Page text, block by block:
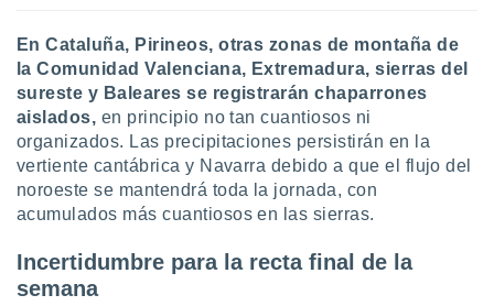
En Cataluña, Pirineos, otras zonas de montaña de
la Comunidad Valenciana, Extremadura, sierras del
sureste y Baleares se registrarán chaparrones
aislados, en principio no tan cuantiosos ni
organizados. Las precipitaciones persistirán en la
vertiente cantábrica y Navarra debido a que el flujo del
noroeste se mantendrá toda la jornada, con
acumulados más cuantiosos en las sierras.
Incertidumbre para la recta final de la
semana